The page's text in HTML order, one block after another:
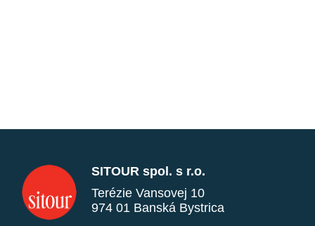
SITOUR spol. s r.o.
Terézie Vansovej 10
974 01 Banská Bystrica